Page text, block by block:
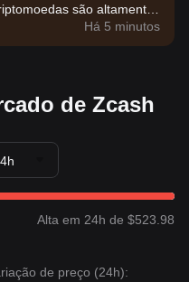
são altamente
com base na
Há 5 minutos
de Zcash
Alta em 24h de $523.98
de preço (24h):